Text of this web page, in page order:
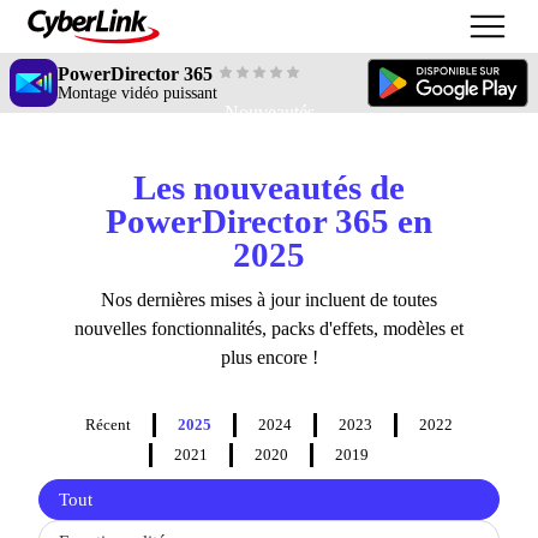
PowerDirector 365
Montage vidéo puissant
Nouveautés
Les nouveautés de
PowerDirector 365 en
2025
Nos dernières mises à jour incluent de toutes
nouvelles fonctionnalités, packs d'effets, modèles et
plus encore !
Récent 2025 2024 2023
2022
2021
2020 2019
Filter
updates
by
Tout